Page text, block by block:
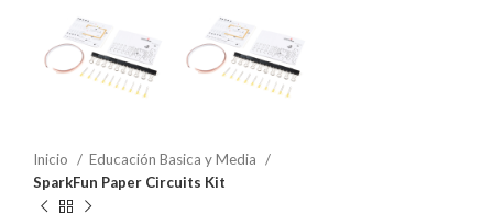
Inicio
Educación Basica y Media
SparkFun Paper Circuits Kit